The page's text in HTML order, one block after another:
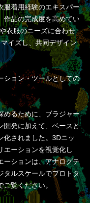
服着用経験のエキスパー
作品の完成度を高めてい
衣服のニーズに合わせ
イズし、共同デザイン
ション・ツールとしての
めるために、ブラジャー
開発に加えて、ベースと
化されました。3Dニッ
エーションを視覚化し
ーションは、アナログテ
タルスケールでプロトタ
覧ください。